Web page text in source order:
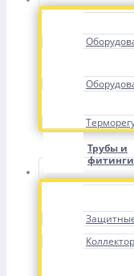
Трубы и
фитинги